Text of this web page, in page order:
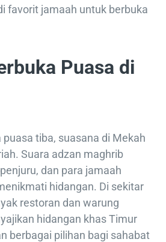
favorit jamaah untuk berbuka
Puasa di
tiba, suasana di Mekah
Suara adzan maghrib
dan para jamaah
hidangan. Di sekitar
restoran dan warung
hidangan khas Timur
berbagai pilihan bagi sahabat